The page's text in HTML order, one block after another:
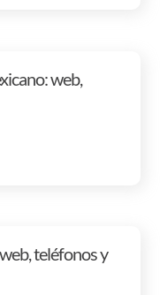
web,
teléfonos y